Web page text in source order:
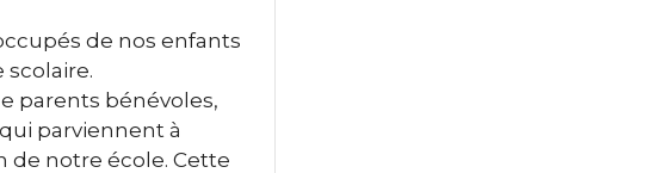
de nos enfants
parents bénévoles,
parviennent à
de notre école. Cette